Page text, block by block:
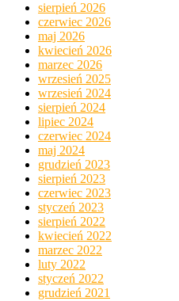
sierpień 2026
czerwiec 2026
maj 2026
kwiecień 2026
marzec 2026
wrzesień 2025
wrzesień 2024
sierpień 2024
lipiec 2024
czerwiec 2024
maj 2024
grudzień 2023
sierpień 2023
czerwiec 2023
styczeń 2023
sierpień 2022
kwiecień 2022
marzec 2022
luty 2022
styczeń 2022
grudzień 2021